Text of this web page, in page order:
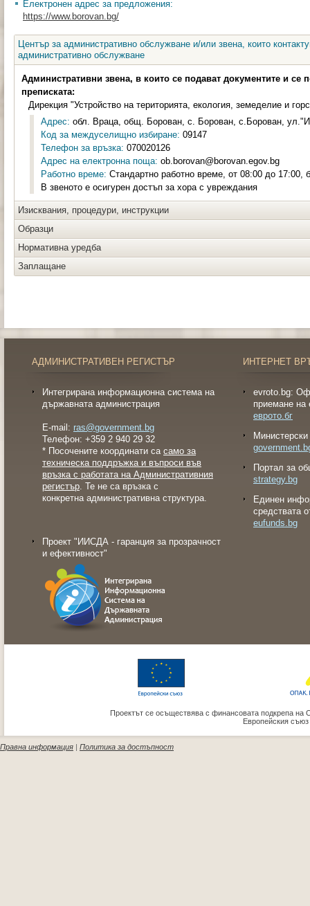
Електронен адрес за предложения:
https://www.borovan.bg/
Център за административно обслужване и/или звена, които
административно обслужване
Административни звена, в които се подават документите и се
преписката:
Дирекция "Устройство на територията, екология, земеделие и
Адрес: обл. Враца, общ. Борован, с. Борован, с.Борован,
Код за междуселищно избиране: 09147
Телефон за връзка: 070020126
Адрес на електронна поща: ob.borovan@borovan.egov.bg
Работно време: Стандартно работно време, от 08:00 до 17:00,
В звеното е осигурен достъп за хора с увреждания
Изисквания, процедури, инструкции
Образци
Нормативна уредба
Заплащане
АДМИНИСТРАТИВЕН РЕГИСТЪР
Интегрирана информационна система на
държавната администрация
E-mail: ras@government.bg
Телефон: +359 2 940 29 32
* Посочените координати са само за
техническа поддръжка и въпроси във
връзка с работата на Административния
регистър. Те не са връзка с
конкретна административна структура.
Проект "ИИСДА - гаранция за прозрачност
и ефективност"
ИНТЕРНЕТ
evroto.bg:
приемане на
еврото.бг
Портал за
strategy.bg
Eдинен
средствата
eufunds.bg
Проектът се осъществява с финансовата подкрепа на
Европейския
Правна информация | Политика за достъпност